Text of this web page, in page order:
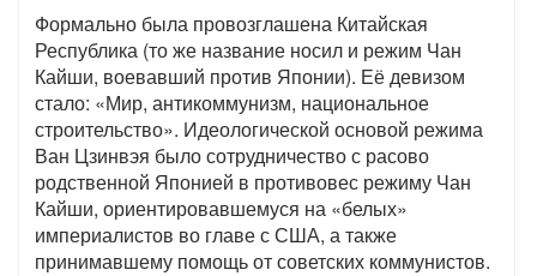
Формально была провозглашена Китайская
Республика (то же название носил и режим Чан
Кайши, воевавший против Японии). Её девизом
стало: «Мир, антикоммунизм, национальное
строительство». Идеологической основой режима
Ван Цзинвэя было сотрудничество с расово
родственной Японией в противовес режиму Чан
Кайши, ориентировавшемуся на «белых»
империалистов во главе с США, а также
принимавшему помощь от советских коммунистов.